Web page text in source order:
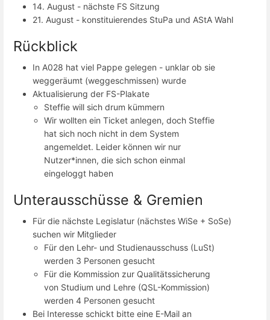
14. August - nächste FS Sitzung
21. August - konstituierendes StuPa und AStA Wahl
Rückblick
In A028 hat viel Pappe gelegen - unklar ob sie
weggeräumt (weggeschmissen) wurde
Aktualisierung der FS-Plakate
Steffie will sich drum kümmern
Wir wollten ein Ticket anlegen, doch Steffie
hat sich noch nicht in dem System
angemeldet. Leider können wir nur
Nutzer*innen, die sich schon einmal
eingeloggt haben
Unterausschüsse & Gremien
Für die nächste Legislatur (nächstes WiSe + SoSe)
suchen wir Mitglieder
Für den Lehr- und Studienausschuss (LuSt)
werden 3 Personen gesucht
Für die Kommission zur Qualitätssicherung
von Studium und Lehre (QSL-Kommission)
werden 4 Personen gesucht
Bei Interesse schickt bitte eine E-Mail an